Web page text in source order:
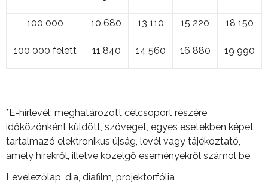
100 000 10 680 13 110 15 220 18 150
100 000 felett 11 840 14 560 16 880 19 990
*E-hírlevél: meghatározott célcsoport részére
időközönként küldött, szöveget, egyes esetekben képet
tartalmazó elektronikus újság, levél vagy tájékoztató,
amely hírekről, illetve közelgő eseményekről számol be.
Levelezőlap, dia, diafilm, projektorfólia